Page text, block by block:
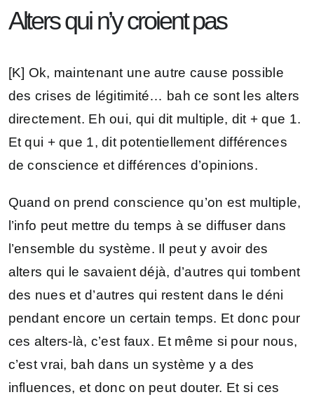
Alters qui n’y croient pas
[K] Ok, maintenant une autre cause possible
des crises de légitimité… bah ce sont les alters
directement. Eh oui, qui dit multiple, dit + que 1.
Et qui + que 1, dit potentiellement différences
de conscience et différences d’opinions.
Quand on prend conscience qu’on est multiple,
l’info peut mettre du temps à se diffuser dans
l’ensemble du système. Il peut y avoir des
alters qui le savaient déjà, d’autres qui tombent
des nues et d’autres qui restent dans le déni
pendant encore un certain temps. Et donc pour
ces alters-là, c’est faux. Et même si pour nous,
c’est vrai, bah dans un système y a des
influences, et donc on peut douter. Et si ces